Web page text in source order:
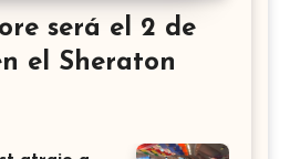
será el 2 de
el Sheraton